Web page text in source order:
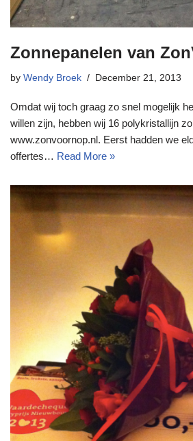
Zonnepanelen van
by Wendy Broek December 21, 2013
Omdat wij toch graag zo snel mogelijk
willen zijn, hebben wij 16 polykristallijn
www.zonvoornop.nl. Eerst hadden we
offertes… Read More »